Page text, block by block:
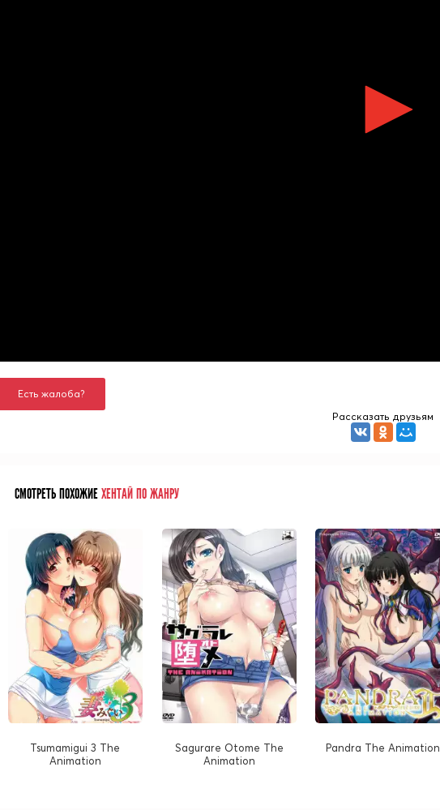
Есть жалоба?
Рассказать друзьям
СМОТРЕТЬ ПОХОЖИЕХЕНТАЙ ПО ЖАНРУ
Tsumamigui 3 The
Animation
Sagurare Otome The
Animation
Pandra The Animation